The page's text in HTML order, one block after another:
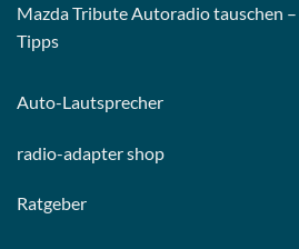
Mazda Tribute Autoradio tauschen
Tipps
Auto-Lautsprecher
radio-adapter shop
Ratgeber